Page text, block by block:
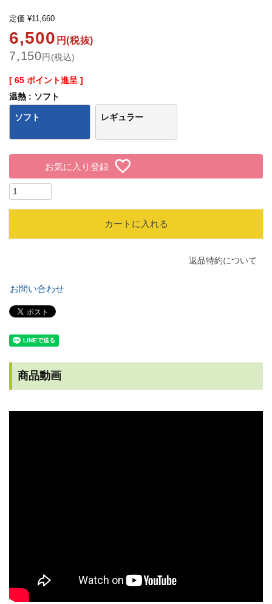
定価 ¥11,660
6,500 円(税抜)
7,150円(税込)
[ 65 ポイント進呈 ]
温熱
ソフト
ソフト レギュラー
お気に入り登録
カートに入れる
返品特約について
お問い合わせ
商品動画